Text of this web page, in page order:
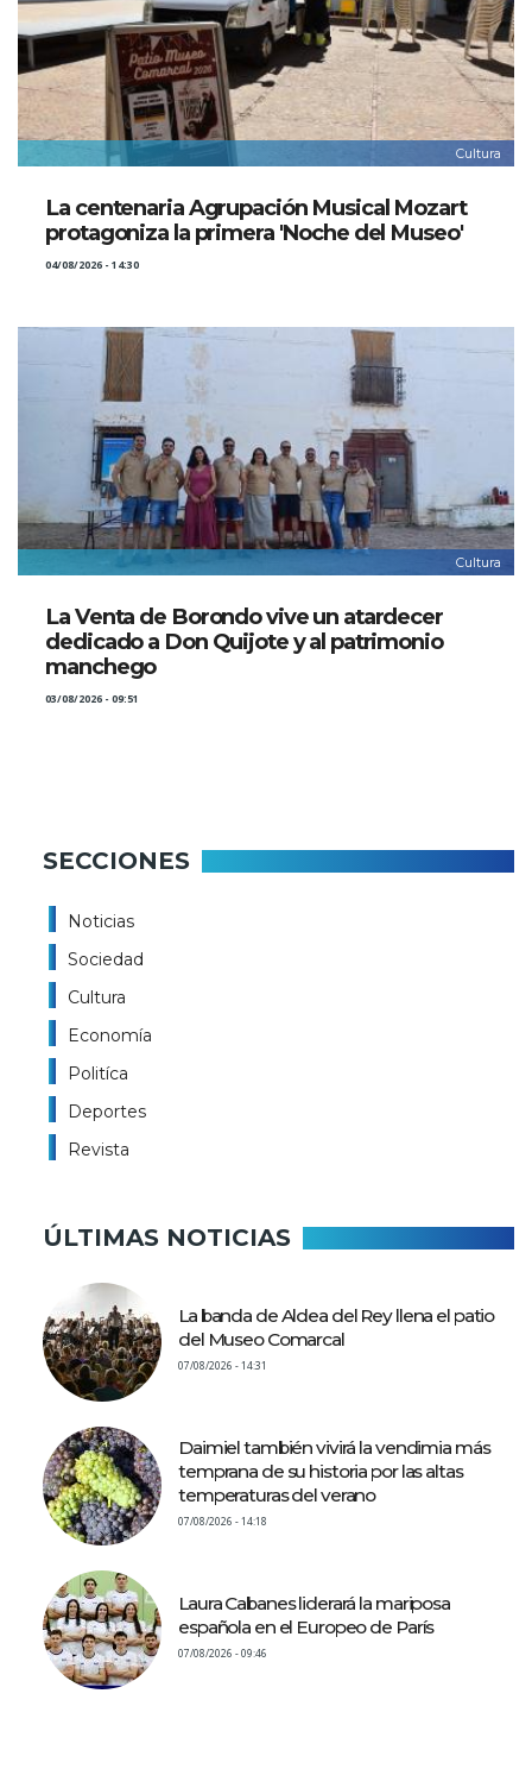
Cultura
La centenaria Agrupación Musical Mozart
protagoniza la primera 'Noche del Museo'
04/08/2026 - 14:30
Cultura
La Venta de Borondo vive un atardecer
dedicado a Don Quijote y al patrimonio
manchego
03/08/2026 - 09:51
SECCIONES
Noticias
Sociedad
Cultura
Economía
Politíca
Deportes
Revista
ÚLTIMAS NOTICIAS
La banda de Aldea del Rey llena el patio
del Museo Comarcal
07/08/2026 - 14:31
Daimiel también vivirá la vendimia más
temprana de su historia por las altas
temperaturas del verano
07/08/2026 - 14:18
Laura Cabanes liderará la mariposa
española en el Europeo de París
07/08/2026 - 09:46